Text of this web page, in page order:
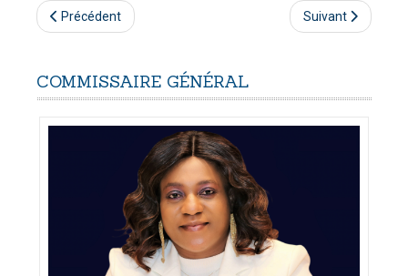
Précédent Suivant
COMMISSAIRE GÉNÉRAL